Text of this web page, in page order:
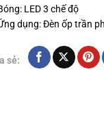
LED 3 chế độ
dụng: Đèn ốp trần
sẻ: